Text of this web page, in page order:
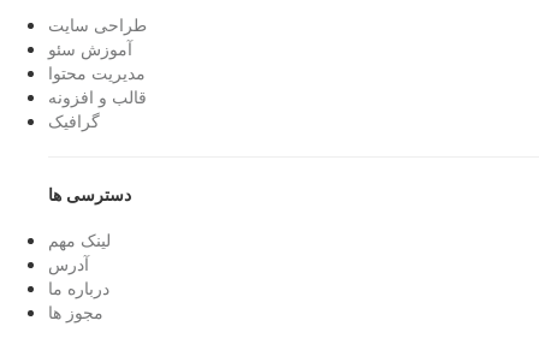
طراحی سایت
آموزش سئو
مدیریت محتوا
قالب و افزونه
گرافیک
دسترسی ها
لینک مهم
آدرس
درباره ما
مجوز ها